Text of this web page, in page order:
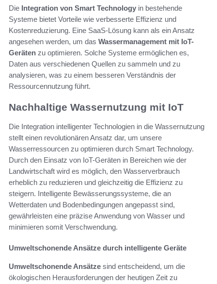
Die Integration von Smart Technology in bestehende
Systeme bietet Vorteile wie verbesserte Effizienz und
Kostenreduzierung. Eine SaaS-Lösung kann als ein Ansatz
angesehen werden, um das Wassermanagement mit IoT-
Geräten zu optimieren. Solche Systeme ermöglichen es,
Daten aus verschiedenen Quellen zu sammeln und zu
analysieren, was zu einem besseren Verständnis der
Ressourcennutzung führt.
Nachhaltige Wassernutzung mit IoT
Die Integration intelligenter Technologien in die Wassernutzung
stellt einen revolutionären Ansatz dar, um unsere
Wasserressourcen zu optimieren durch Smart Technology.
Durch den Einsatz von IoT-Geräten in Bereichen wie der
Landwirtschaft wird es möglich, den Wasserverbrauch
erheblich zu reduzieren und gleichzeitig die Effizienz zu
steigern. Intelligente Bewässerungssysteme, die an
Wetterdaten und Bodenbedingungen angepasst sind,
gewährleisten eine präzise Anwendung von Wasser und
minimieren somit Verschwendung.
Umweltschonende Ansätze durch intelligente Geräte
Umweltschonende Ansätze sind entscheidend, um die
ökologischen Herausforderungen der heutigen Zeit zu